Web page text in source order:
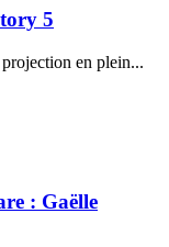
5
en plein...
: Gaëlle